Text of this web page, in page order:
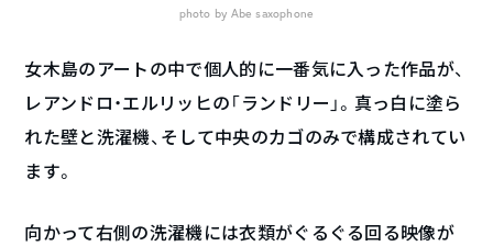
photo by Abe saxophone
女木島のアートの中で個人的に一番気に入った作品が、
レアンドロ・エルリッヒの「ランドリー」。真っ白に塗ら
れた壁と洗濯機、そして中央のカゴのみで構成されてい
ます。
向かって右側の洗濯機には衣類がぐるぐる回る映像が